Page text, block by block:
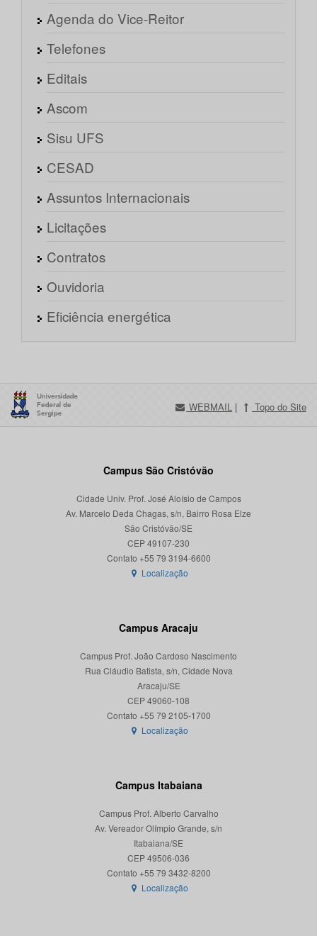
Agenda do Vice-Reitor
Telefones
Editais
Ascom
Sisu UFS
CESAD
Assuntos Internacionais
Licitações
Contratos
Ouvidoria
Eficiência energética
WEBMAIL | Topo do Site
Campus São Cristóvão
Cidade Univ. Prof. José Aloísio de Campos
Av. Marcelo Deda Chagas, s/n, Bairro Rosa Elze
São Cristóvão/SE
CEP 49107-230
Localização
Campus Aracaju
Campus Prof. João Cardoso Nascimento
Rua Cláudio Batista, s/n, Cidade Nova
Aracaju/SE
CEP 49060-108
Localização
Campus Itabaiana
Campus Prof. Alberto Carvalho
Av. Vereador Olímpio Grande, s/n
Itabaiana/SE
CEP 49506-036
Localização